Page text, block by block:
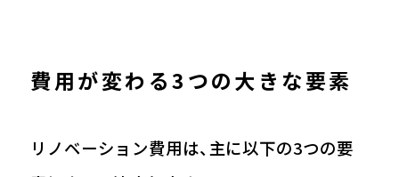
費用が変わる3つの大きな要素
リノベーション費用は、主に以下の3つの要